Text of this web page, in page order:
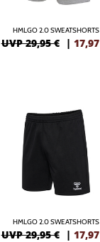
HMLGO 2.0 SWEATSHORTS
UVP 29,95 € | 17,97
HMLGO 2.0 SWEATSHORTS
UVP 29,95 € | 17,97